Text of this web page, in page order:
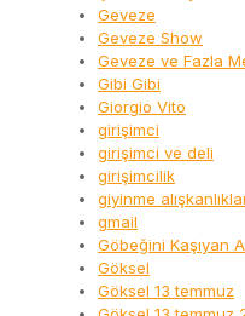
Geveze
Geveze Show
Geveze ve Fazla
Gibi Gibi
Giorgio Vito
girişimci
girişimci ve deli
girişimcilik
giyinme
gmail
Göbeğini Kaşıyan
Göksel
Göksel 13 temmuz